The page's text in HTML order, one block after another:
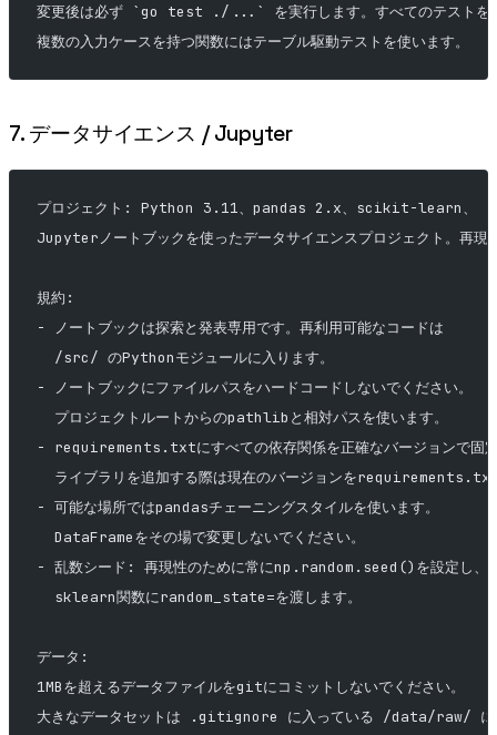
変更後は必ず `go test ./...` を実行します。すべてのテストをパ
複数の入力ケースを持つ関数にはテーブル駆動テストを使います。
7. データサイエンス / Jupyter
プロジェクト: Python 3.11、pandas 2.x、scikit-learn、
Jupyterノートブックを使ったデータサイエンスプロジェクト。再現
規約:
- ノートブックは探索と発表専用です。再利用可能なコードは
  /src/ のPythonモジュールに入ります。
- ノートブックにファイルパスをハードコードしないでください。
  プロジェクトルートからのpathlibと相対パスを使います。
- requirements.txtにすべての依存関係を正確なバージョンで固
ライブラリを追加する際は現在のバージョンを
- 可能な場所ではpandasチェーニングスタイルを使います。
  DataFrameをその場で変更しないでください。
- 乱数シード: 再現性のために常にnp.random.seed()を設定し、
  sklearn関数にrandom_state=を渡します。
データ:
1MBを超えるデータファイルをgitにコミットしないでください。
大きなデータセットは .gitignore に入っている /data/raw/ に